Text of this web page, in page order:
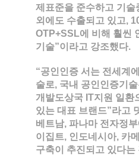
제표준을 준수하고 기술
외에도 수출되고 있고,
OTP+SSL에 비해 훨씬
기술”이라고 강조했다.
“공인인증 서는 전세계
술로, 국내 공인인증기
개발도상국 IT지원 일환
있는 대표 브랜드”라고
베트남, 파나마 전자정
이집트, 인도네시아, 카
구축이 추진되고 있다는